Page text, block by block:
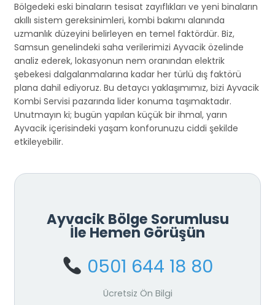
Bölgedeki eski binaların tesisat zayıflıkları ve yeni binaların
akıllı sistem gereksinimleri, kombi bakımı alanında
uzmanlık düzeyini belirleyen en temel faktördür. Biz,
Samsun genelindeki saha verilerimizi Ayvacik özelinde
analiz ederek, lokasyonun nem oranından elektrik
şebekesi dalgalanmalarına kadar her türlü dış faktörü
plana dahil ediyoruz. Bu detaycı yaklaşımımız, bizi Ayvacik
Kombi Servisi pazarında lider konuma taşımaktadır.
Unutmayın ki; bugün yapılan küçük bir ihmal, yarın
Ayvacik içerisindeki yaşam konforunuzu ciddi şekilde
etkileyebilir.
Ayvacik Bölge Sorumlusu
İle Hemen Görüşün
0501 644 18 80
Ücretsiz Ön Bilgi